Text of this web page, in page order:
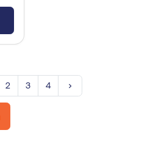
2 3 4 keyboard_arrow_right